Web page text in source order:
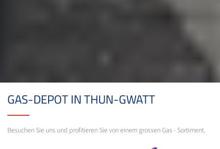
GAS-DEPOT IN THUN-GWATT
Besuchen Sie uns und profitieren Sie von einem grossen Gas - Sortiment.